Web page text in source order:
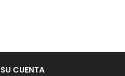
SU CUENTA